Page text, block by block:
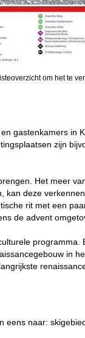
om het te
gastenkamers in
zijn
Het meer
deze
rit met een
de advent
in
eens naar: